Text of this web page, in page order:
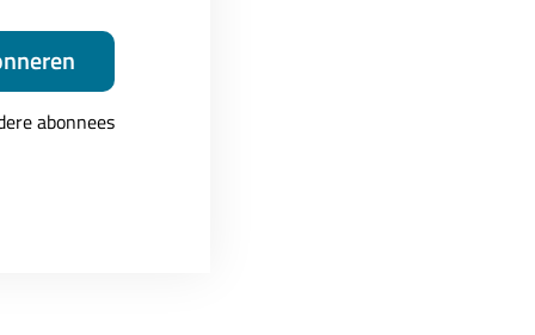
Dit wordt alleen niet
abonnees